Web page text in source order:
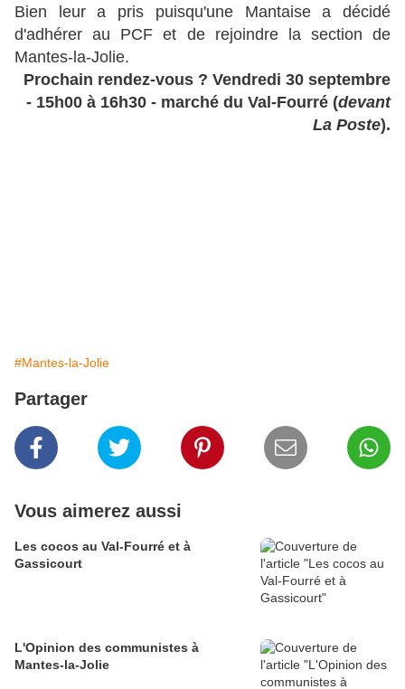
Bien leur a pris puisqu'une Mantaise a décidé
d'adhérer au PCF et de rejoindre la section de
Mantes-la-Jolie.
Prochain rendez-vous ? Vendredi 30 septembre
- 15h00 à 16h30 - marché du Val-Fourré (devant
La Poste).
#Mantes-la-Jolie
Partager
Vous aimerez aussi
Les cocos au Val-Fourré et à
Gassicourt
L'Opinion des communistes à
Mantes-la-Jolie